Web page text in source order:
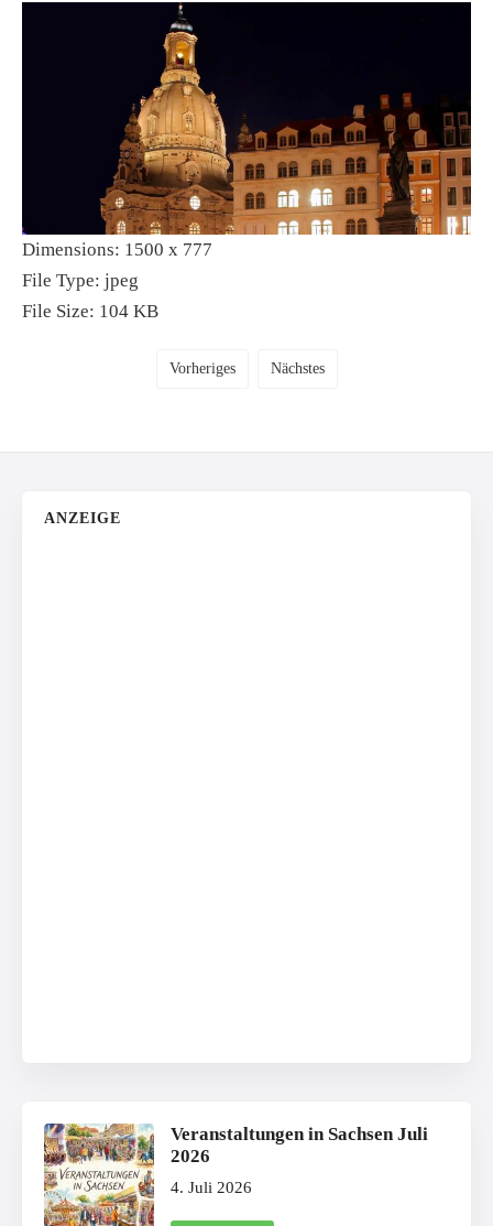
Dimensions: 1500 x 777
File Type: jpeg
File Size: 104 KB
Vorheriges Nächstes
ANZEIGE
Veranstaltungen in Sachsen Juli
2026
4. Juli 2026